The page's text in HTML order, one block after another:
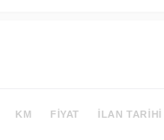
KM FIYAT İLAN TARIHI